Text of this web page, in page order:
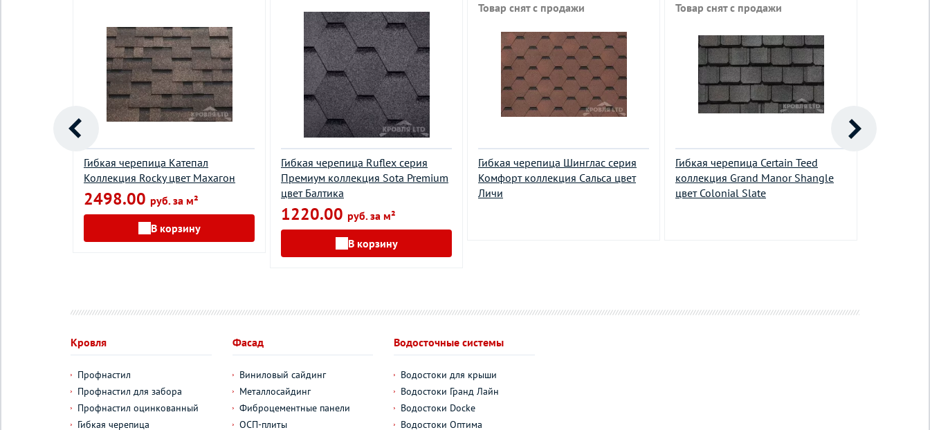
Гибкая черепица Катепал
Коллекция Rocky цвет Махагон
2498.00 руб. за м²
В корзину
Гибкая черепица Ruflex серия
Премиум коллекция Sota Premium
цвет Балтика
1220.00 руб. за м²
В корзину
Гибкая черепица Шинглас серия
Комфорт коллекция Сальса цвет
Личи
Товар снят с продажи
Гибкая черепица Certain Teed
коллекция Grand Manor Shangle
цвет Colonial Slate
Товар снят с продажи
Кровля
Профнастил
Профнастил для забора
Профнастил оцинкованный
Гибкая черепица
Фасад
Виниловый сайдинг
Металлосайдинг
Фиброцементные панели
ОСП-плиты
Водосточные системы
Водостоки для крыши
Водостоки Гранд Лайн
Водостоки Docke
Водостоки Оптима